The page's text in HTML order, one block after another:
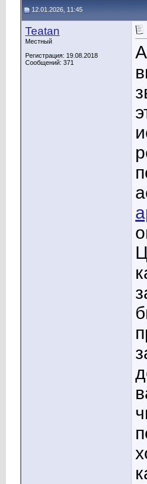
12.01.2026, 11:45
Teatan
Местный
Регистрация: 19.08.2018
Сообщений: 371